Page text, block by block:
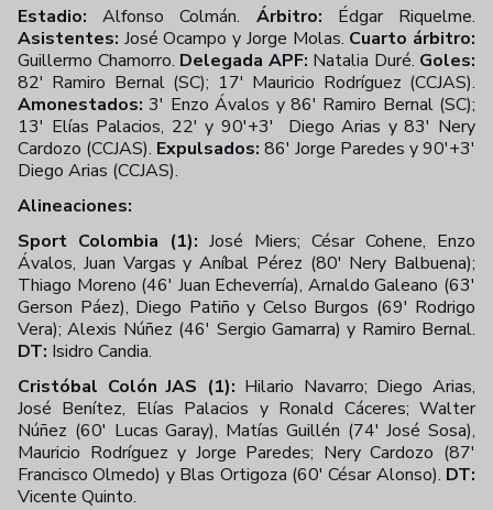
Estadio: Alfonso Colmán. Árbitro: Édgar Riquelme.
Asistentes: José Ocampo y Jorge Molas. Cuarto árbitro:
Guillermo Chamorro. Delegada APF: Natalia Duré. Goles:
82' Ramiro Bernal (SC); 17' Mauricio Rodríguez (CCJAS).
Amonestados: 3' Enzo Ávalos y 86' Ramiro Bernal (SC);
13' Elías Palacios, 22' y 90'+3'
Diego Arias y 83' Nery
Cardozo (CCJAS). Expulsados: 86' Jorge Paredes y 90'+3'
Diego Arias (CCJAS).
Alineaciones:
Sport Colombia (1): José Miers; César Cohene, Enzo
Ávalos, Juan Vargas y Aníbal Pérez (80' Nery Balbuena);
Thiago Moreno (46' Juan Echeverría), Arnaldo Galeano (63'
Gerson Páez), Diego Patiño y Celso Burgos (69' Rodrigo
Vera); Alexis Núñez (46' Sergio Gamarra) y Ramiro Bernal.
DT: Isidro Candia.
Cristóbal Colón JAS (1): Hilario Navarro; Diego Arias,
José Benítez, Elías Palacios y Ronald Cáceres; Walter
Núñez (60' Lucas Garay), Matías Guillén (74' José Sosa),
Mauricio Rodríguez y Jorge Paredes; Nery Cardozo (87'
Francisco Olmedo) y Blas Ortigoza (60' César Alonso). DT:
Vicente Quinto.